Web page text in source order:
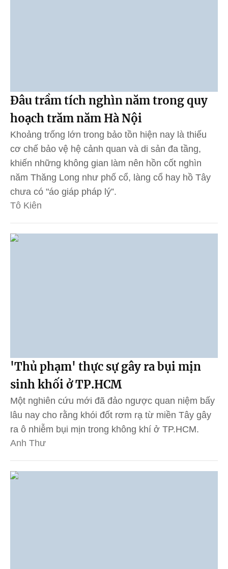
Đâu trầm tích nghìn năm trong quy
hoạch trăm năm Hà Nội
Khoảng trống lớn trong bảo tồn hiện nay là thiếu
cơ chế bảo vệ hệ cảnh quan và di sản đa tầng,
khiến những không gian làm nên hồn cốt nghìn
năm Thăng Long như phố cổ, làng cổ hay hồ Tây
chưa có "áo giáp pháp lý”.
Tô Kiên
'Thủ phạm' thực sự gây ra bụi mịn
sinh khối ở TP.HCM
Một nghiên cứu mới đã đảo ngược quan niệm bấy
lâu nay cho rằng khói đốt rơm rạ từ miền Tây gây
ra ô nhiễm bụi mịn trong không khí ở TP.HCM.
Anh Thư